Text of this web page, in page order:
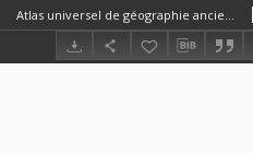
Atlas universel de géographie ancienne et moderne, précédé d'un abrégé de géographie physique et historique